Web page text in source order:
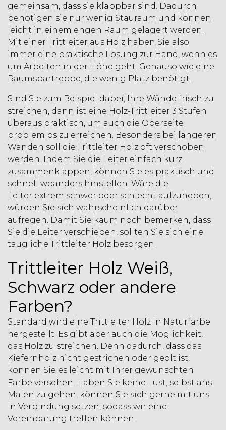
gemeinsam, dass sie klappbar sind. Dadurch
benötigen sie nur wenig Stauraum und können
leicht in einem engen Raum gelagert werden.
Mit einer Trittleiter aus Holz haben Sie also
immer eine praktische Lösung zur Hand, wenn es
um Arbeiten in der Höhe geht. Genauso wie eine
Raumspartreppe, die wenig Platz benötigt.
Sind Sie zum Beispiel dabei, Ihre Wände frisch zu
streichen, dann ist eine Holz-Trittleiter 3 Stufen
überaus praktisch, um auch die Oberseite
problemlos zu erreichen. Besonders bei längeren
Wänden soll die Trittleiter Holz oft verschoben
werden. Indem Sie die Leiter einfach kurz
zusammenklappen, können Sie es praktisch und
schnell woanders hinstellen. Wäre die
Leiter extrem schwer oder schlecht aufzuheben,
würden Sie sich wahrscheinlich darüber
aufregen. Damit Sie kaum noch bemerken, dass
Sie die Leiter verschieben, sollten Sie sich eine
taugliche Trittleiter Holz besorgen.
Trittleiter Holz Weiß,
Schwarz oder andere
Farben?
Standard wird eine Trittleiter Holz in Naturfarbe
hergestellt. Es gibt aber auch die Möglichkeit,
das Holz zu streichen. Denn dadurch, dass das
Kiefernholz nicht gestrichen oder geölt ist,
können Sie es leicht mit Ihrer gewünschten
Farbe versehen. Haben Sie keine Lust, selbst ans
Malen zu gehen, können Sie sich gerne mit uns
in Verbindung setzen, sodass wir eine
Vereinbarung treffen können.